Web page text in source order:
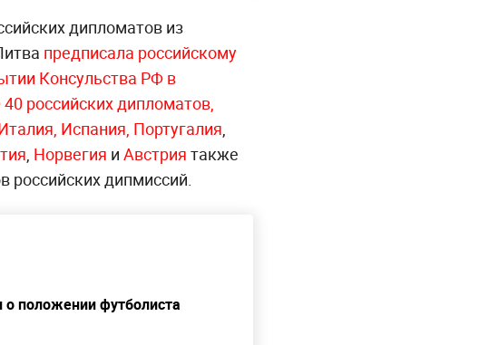
дипломатов из
предписала российскому
Консульства РФ в
российских дипломатов,
Испания, Португалия,
, Норвегия и Австрия также
российских дипмиссий.
о положении футболиста